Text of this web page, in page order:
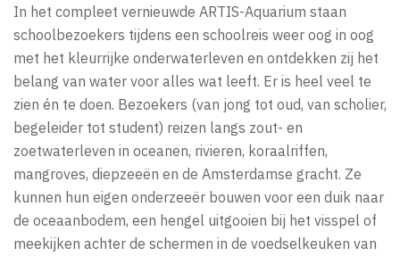
In het compleet vernieuwde ARTIS-Aquarium staan
schoolbezoekers tijdens een schoolreis weer oog in oog
met het kleurrijke onderwaterleven en ontdekken zij het
belang van water voor alles wat leeft. Er is heel veel te
zien én te doen. Bezoekers (van jong tot oud, van scholier,
begeleider tot student) reizen langs zout- en
zoetwaterleven in oceanen, rivieren, koraalriffen,
mangroves, diepzeeën en de Amsterdamse gracht. Ze
kunnen hun eigen onderzeeër bouwen voor een duik naar
de oceaanbodem, een hengel uitgooien bij het visspel of
meekijken achter de schermen in de voedselkeuken van